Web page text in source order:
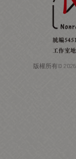
版權所有©